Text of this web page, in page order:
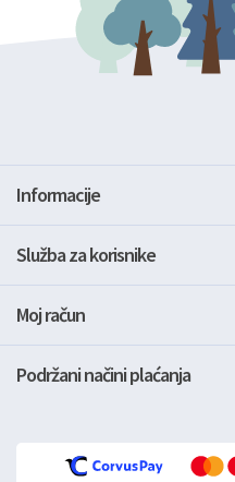
Informacije
Služba za korisnike
Moj račun
Podržani načini plaćanja